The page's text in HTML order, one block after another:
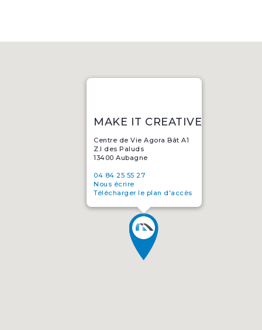
MAKE IT CREATIVE
Centre de Vie Agora Bât A1
Z.I des Paluds
13400 Aubagne
04 84 25 55 27
Nous écrire
Télécharger le plan d'accès